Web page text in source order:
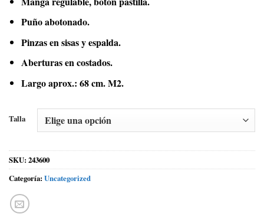
Puño abotonado.
Pinzas en sisas y espalda.
Aberturas en costados.
Largo aprox.: 68 cm. M2.
Talla
SKU: 243600
Categoría: Uncategorized